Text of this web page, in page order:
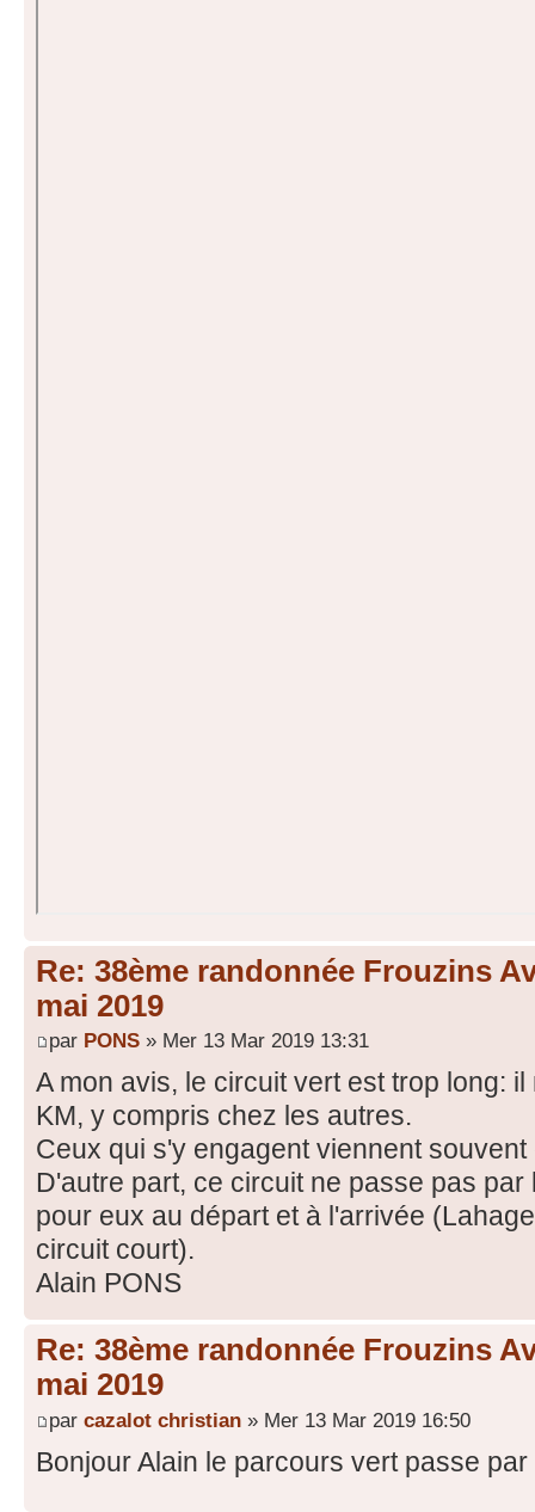
Re: 38ème randonnée Frouzins
mai 2019
par PONS » Mer 13 Mar 2019 13:31
A mon avis, le circuit vert est trop long:
KM, y compris chez les autres.
Ceux qui s'y engagent viennent
D'autre part, ce circuit ne passe pas
pour eux au départ et à l'arrivée
circuit court).
Alain PONS
Re: 38ème randonnée Frouzins
mai 2019
par cazalot christian » Mer 13 Mar 2019 16:50
Bonjour Alain le parcours vert passe